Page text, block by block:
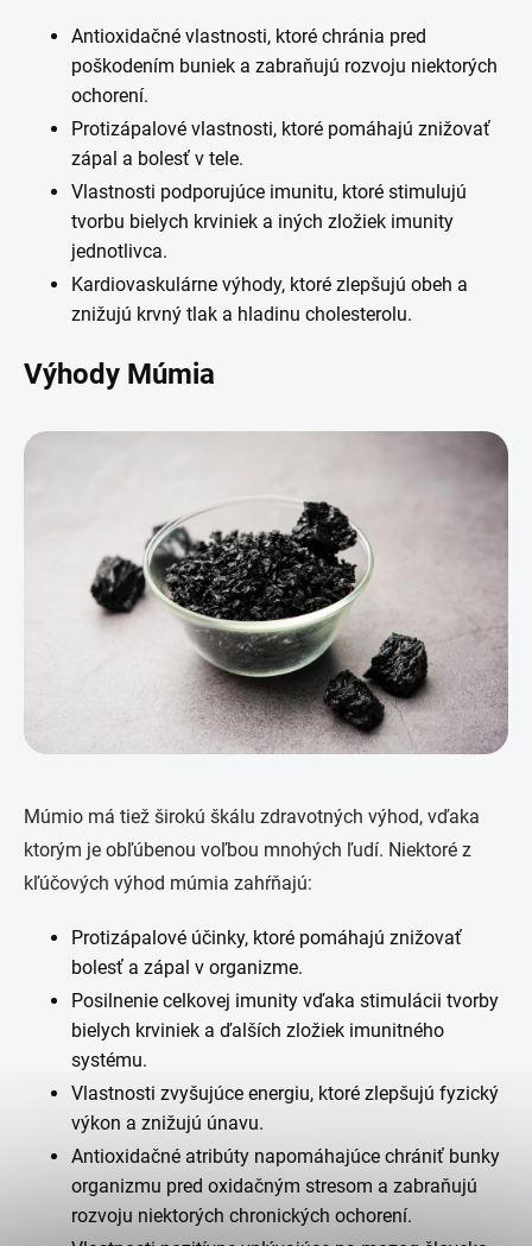
Antioxidačné vlastnosti, ktoré chránia pred
poškodením buniek a zabraňujú rozvoju niektorých
ochorení.
Protizápalové vlastnosti, ktoré pomáhajú znižovať
zápal a bolesť v tele.
Vlastnosti podporujúce imunitu, ktoré stimulujú
tvorbu bielych krviniek a iných zložiek imunity
jednotlivca.
Kardiovaskulárne výhody, ktoré zlepšujú obeh a
znižujú krvný tlak a hladinu cholesterolu.
Výhody Múmia
Múmio má tiež širokú škálu zdravotných výhod, vďaka
ktorým je obľúbenou voľbou mnohých ľudí. Niektoré z
kľúčových výhod múmia zahŕňajú:
Protizápalové účinky, ktoré pomáhajú znižovať
bolesť a zápal v organizme.
Posilnenie celkovej imunity vďaka stimulácii tvorby
bielych krviniek a ďalších zložiek imunitného
systému.
Vlastnosti zvyšujúce energiu, ktoré zlepšujú fyzický
výkon a znižujú únavu.
Antioxidačné atribúty napomáhajúce chrániť bunky
organizmu pred oxidačným stresom a zabraňujú
rozvoju niektorých chronických ochorení.